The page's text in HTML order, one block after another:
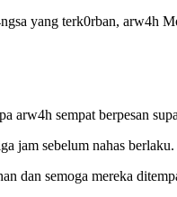
yang terk0rban, arw4h
arw4h sempat berpesan
jam sebelum nahas berlaku.
dan semoga mereka